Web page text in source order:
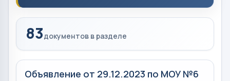
83документов в разделе
Объявление от 29.12.2023 по МОУ №6